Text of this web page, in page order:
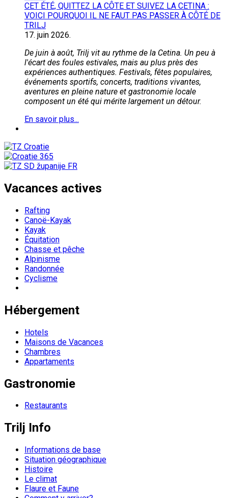
CET ÉTÉ, QUITTEZ LA CÔTE ET SUIVEZ LA CETINA :
VOICI POURQUOI IL NE FAUT PAS PASSER À CÔTÉ DE
TRILJ
17. juin 2026.
De juin à août, Trilj vit au rythme de la Cetina. Un peu à
l'écart des foules estivales, mais au plus près des
expériences authentiques. Festivals, fêtes populaires,
événements sportifs, concerts, traditions vivantes,
aventures en pleine nature et gastronomie locale
composent un été qui mérite largement un détour.
En savoir plus...
Vacances actives
Rafting
Canoë-Kayak
Kayak
Équitation
Chasse et pêche
Alpinisme
Randonnée
Cyclisme
Hébergement
Hotels
Maisons de Vacances
Chambres
Appartaments
Gastronomie
Restaurants
Trilj Info
Informations de base
Situation géographique
Histoire
Le climat
Flaure et Faune